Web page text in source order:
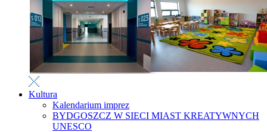
Kultura
Kalendarium imprez
BYDGOSZCZ W SIECI MIAST KREATYWNYCH
UNESCO